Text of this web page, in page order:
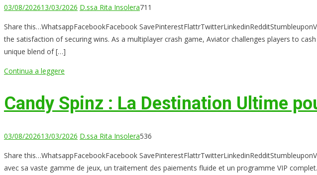
03/08/202613/03/2026 D.ssa Rita Insolera711
Share this…WhatsappFacebookFacebook
the satisfaction of securing wins. As a multiplayer crash game, Aviator challenges players to
unique blend of […]
Continua a leggere
Candy Spinz : La Destination Ultime
03/08/202613/03/2026 D.ssa Rita Insolera536
Share this…WhatsappFacebookFacebook
avec sa vaste gamme de jeux, un traitement des paiements fluide et un programme VIP